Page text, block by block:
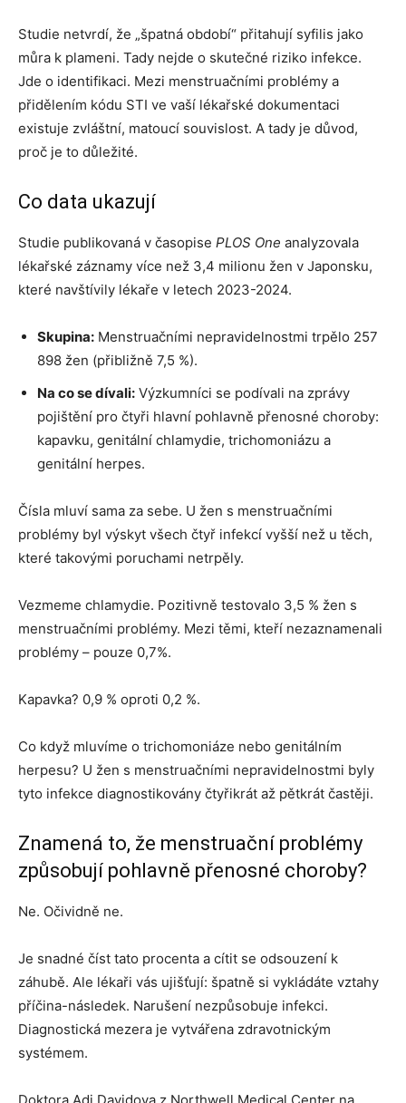
Studie netvrdí, že „špatná období“ přitahují syfilis jako
můra k plameni. Tady nejde o skutečné riziko infekce.
Jde o identifikaci. Mezi menstruačními problémy a
přidělením kódu STI ve vaší lékařské dokumentaci
existuje zvláštní, matoucí souvislost. A tady je důvod,
proč je to důležité.
Co data ukazují
Studie publikovaná v časopise PLOS One analyzovala
lékařské záznamy více než 3,4 milionu žen v Japonsku,
které navštívily lékaře v letech 2023-2024.
Skupina: Menstruačními nepravidelnostmi trpělo 257
898 žen (přibližně 7,5 %).
Na co se dívali: Výzkumníci se podívali na zprávy
pojištění pro čtyři hlavní pohlavně přenosné choroby:
kapavku, genitální chlamydie, trichomoniázu a
genitální herpes.
Čísla mluví sama za sebe. U žen s menstruačními
problémy byl výskyt všech čtyř infekcí vyšší než u těch,
které takovými poruchami netrpěly.
Vezmeme chlamydie. Pozitivně testovalo 3,5 % žen s
menstruačními problémy. Mezi těmi, kteří nezaznamenali
problémy – pouze 0,7%.
Kapavka? 0,9 % oproti 0,2 %.
Co když mluvíme o trichomoniáze nebo genitálním
herpesu? U žen s menstruačními nepravidelnostmi byly
tyto infekce diagnostikovány čtyřikrát až pětkrát častěji.
Znamená to, že menstruační problémy
způsobují pohlavně přenosné choroby?
Ne. Očividně ne.
Je snadné číst tato procenta a cítit se odsouzení k
záhubě. Ale lékaři vás ujišťují: špatně si vykládáte vztahy
příčina-následek. Narušení nezpůsobuje infekci.
Diagnostická mezera je vytvářena zdravotnickým
systémem.